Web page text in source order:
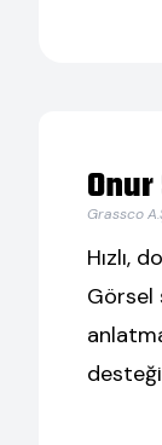
Grassco
Hızlı,
Görsel